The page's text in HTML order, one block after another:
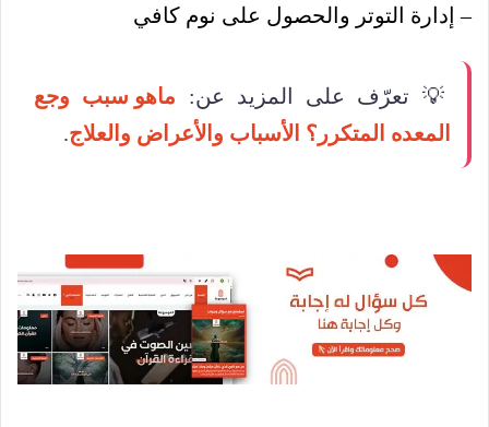
– إدارة التوتر والحصول على نوم كافي
💡 تعرّف على المزيد عن: ماهو سبب وجع
المعده المتكرر؟ الأسباب والأعراض والعلاج.